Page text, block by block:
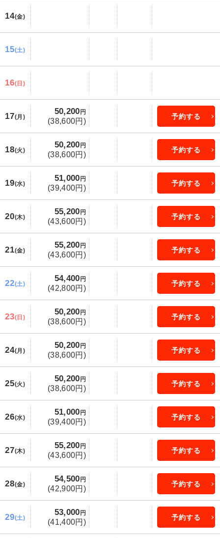
14(金)
15(土)
16(日)
17(月)
50,200 円
(38,600円)
予約する
18(火)
50,200 円
(38,600円)
予約する
19(水)
51,000 円
(39,400円)
予約する
20(木)
55,200 円
(43,600円)
予約する
21(金)
55,200 円
(43,600円)
予約する
22(土)
54,400 円
(42,800円)
予約する
23(日)
50,200 円
(38,600円)
予約する
24(月)
50,200 円
(38,600円)
予約する
25(火)
50,200 円
(38,600円)
予約する
26(水)
51,000 円
(39,400円)
予約する
27(木)
55,200 円
(43,600円)
予約する
28(金)
54,500 円
(42,900円)
予約する
29(土)
53,000 円
(41,400円)
予約する